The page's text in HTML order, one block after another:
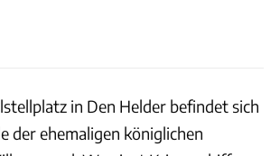
in Den Helder befindet sich
der ehemaligen königlichen